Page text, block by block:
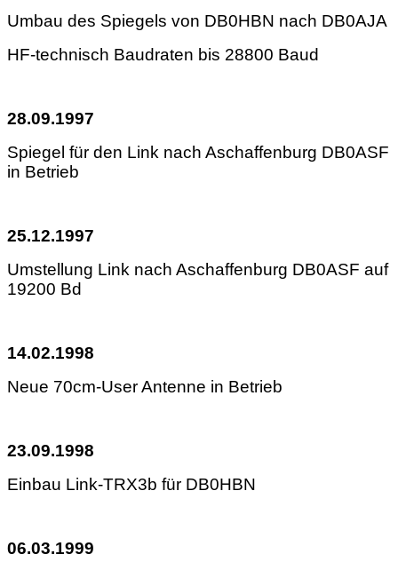
Umbau des Spiegels von DB0HBN nach DB0AJA
HF-technisch Baudraten bis 28800 Baud
28.09.1997
Spiegel für den Link nach Aschaffenburg DB0ASF
in Betrieb
25.12.1997
Umstellung Link nach Aschaffenburg DB0ASF auf
19200 Bd
14.02.1998
Neue 70cm-User Antenne in Betrieb
23.09.1998
Einbau Link-TRX3b für DB0HBN
06.03.1999